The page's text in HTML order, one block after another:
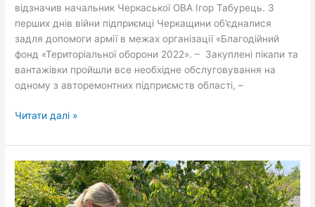
відзначив начальник Черкаської ОВА Ігор Табурець. З
перших днів війни підприємці Черкащини об’єдналися
задля допомоги армії в межах організації «Благодійний
фонд «Територіальної оборони 2022». – Закуплені пікапи та
вантажівки пройшли все необхідне обслуговування на
одному з авторемонтних підприємств області, –
підрозділів
ЗСУ
Читати далі »
Працюють
фахівці
із